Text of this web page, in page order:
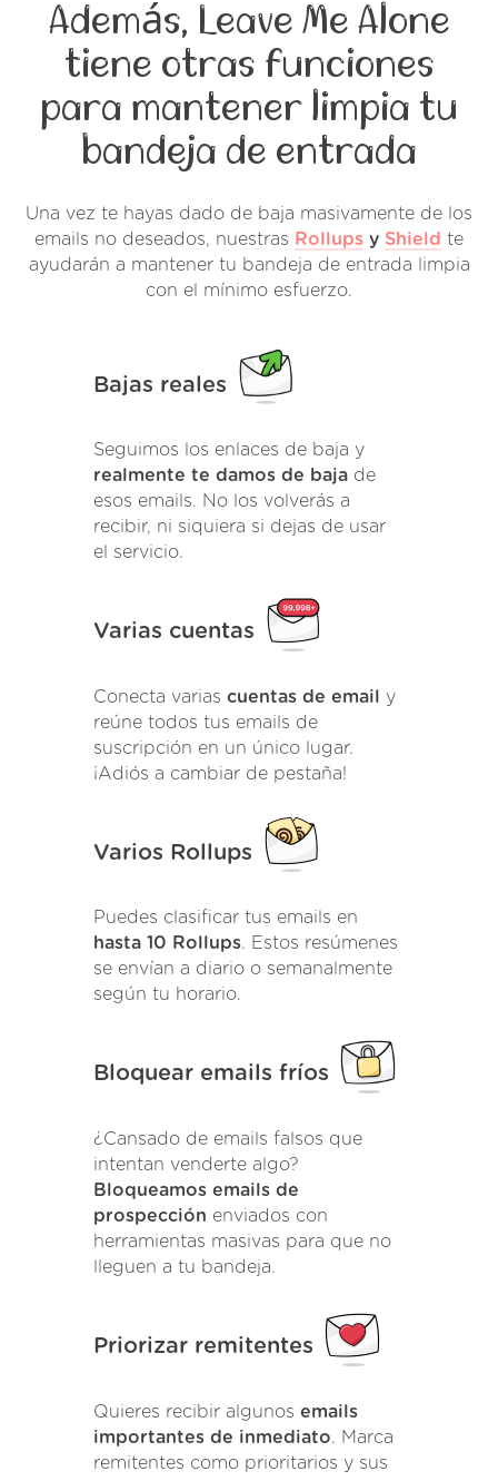
Además, Leave Me Alone
tiene otras funciones
para mantener limpia tu
bandeja de entrada
Una vez te hayas dado de baja masivamente de los
emails no deseados, nuestras Rollups y Shield te
ayudarán a mantener tu bandeja de entrada limpia
con el mínimo esfuerzo.
Bajas reales
Seguimos los enlaces de baja y
realmente te damos de baja de
esos emails. No los volverás a
recibir, ni siquiera si dejas de usar
el servicio.
Varias cuentas
Conecta varias cuentas de email
y
reúne todos tus emails de
suscripción en un único lugar.
¡Adiós a cambiar de pestaña!
Varios Rollups
Puedes clasificar tus emails en
hasta 10 Rollups. Estos resúmenes
se envían a diario o semanalmente
según tu horario.
Bloquear emails fríos
¿Cansado de emails falsos que
intentan venderte algo?
Bloqueamos emails de
prospección enviados con
herramientas masivas para que no
lleguen a tu bandeja.
Priorizar remitentes
Quieres recibir algunos emails
importantes de inmediato. Marca
remitentes como prioritarios y sus